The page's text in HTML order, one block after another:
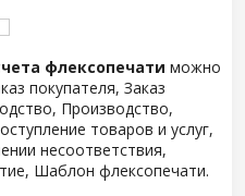
флексопечати можно
покупателя, Заказ
Производство,
товаров и услуг,
несоответствия,
Шаблон флексопечати.